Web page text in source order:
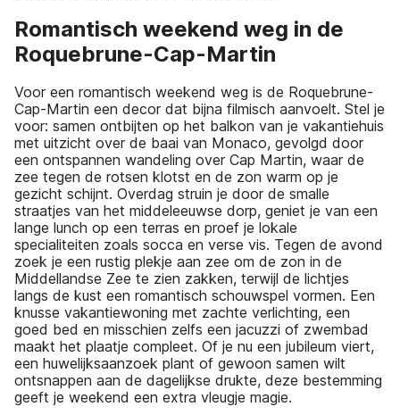
Romantisch weekend weg in de
Roquebrune-Cap-Martin
Voor een romantisch weekend weg is de Roquebrune-
Cap-Martin een decor dat bijna filmisch aanvoelt. Stel je
voor: samen ontbijten op het balkon van je vakantiehuis
met uitzicht over de baai van Monaco, gevolgd door
een ontspannen wandeling over Cap Martin, waar de
zee tegen de rotsen klotst en de zon warm op je
gezicht schijnt. Overdag struin je door de smalle
straatjes van het middeleeuwse dorp, geniet je van een
lange lunch op een terras en proef je lokale
specialiteiten zoals socca en verse vis. Tegen de avond
zoek je een rustig plekje aan zee om de zon in de
Middellandse Zee te zien zakken, terwijl de lichtjes
langs de kust een romantisch schouwspel vormen. Een
knusse vakantiewoning met zachte verlichting, een
goed bed en misschien zelfs een jacuzzi of zwembad
maakt het plaatje compleet. Of je nu een jubileum viert,
een huwelijksaanzoek plant of gewoon samen wilt
ontsnappen aan de dagelijkse drukte, deze bestemming
geeft je weekend een extra vleugje magie.